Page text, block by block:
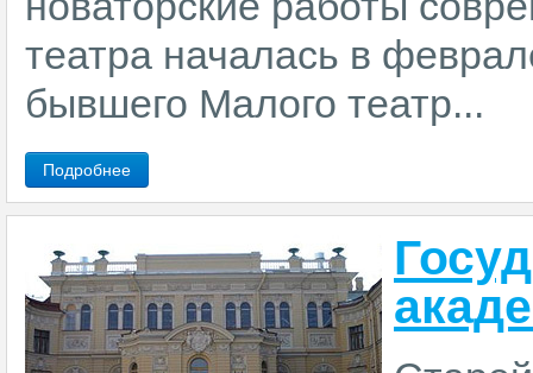
театра началась в
бывшего Малого театр...
Подробнее